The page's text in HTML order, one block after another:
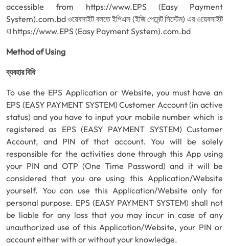
accessible from https://www.EPS (Easy Payment
System).com.bd ওয়েবসাইট বলতে ইপিএস (ইজি পেমেন্ট সিস্টেম) এর ওয়েবসাইট
যা https://www.EPS (Easy Payment System).com.bd
Method of Using
ব্যবহার বিধি
To use the EPS Application or Website, you must have an
EPS (EASY PAYMENT SYSTEM) Customer Account (in active
status) and you have to input your mobile number which is
registered as EPS (EASY PAYMENT SYSTEM) Customer
Account, and PIN of that account. You will be solely
responsible for the activities done through this App using
your PIN and OTP (One Time Password) and it will be
considered that you are using this Application/Website
yourself. You can use this Application/Website only for
personal purpose. EPS (EASY PAYMENT SYSTEM) shall not
be liable for any loss that you may incur in case of any
unauthorized use of this Application/Website, your PIN or
account either with or without your knowledge.